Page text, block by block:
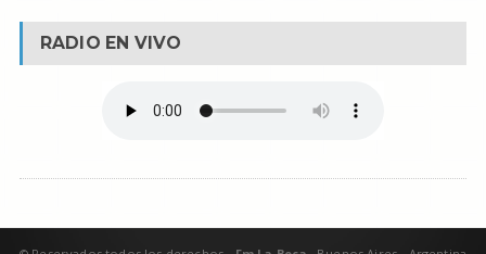
RADIO EN VIVO